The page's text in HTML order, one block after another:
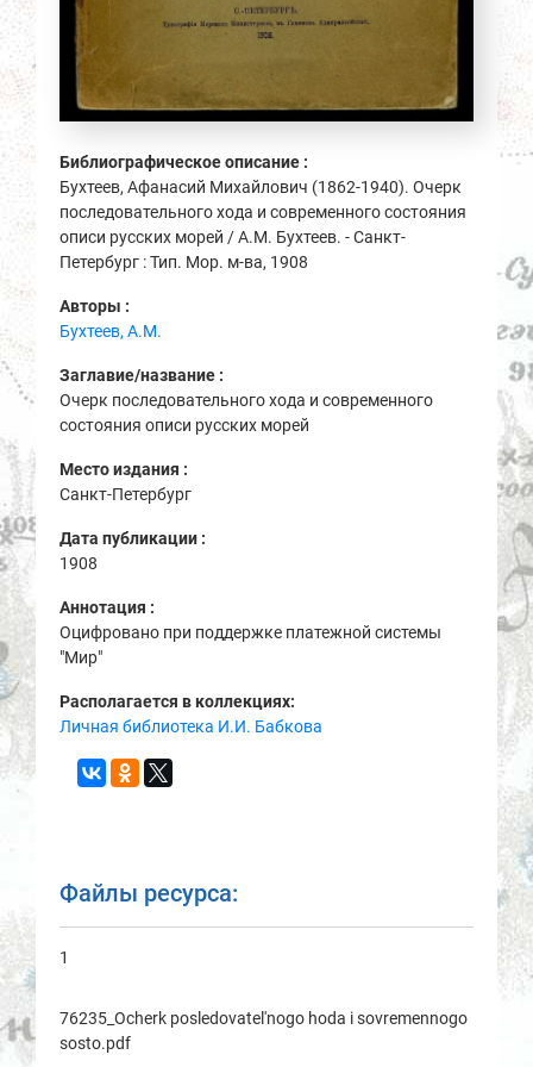
Библиографическое описание :
Бухтеев, Афанасий Михайлович (1862-1940). Очерк
последовательного хода и современного состояния
описи русских морей / А.М. Бухтеев. - Санкт-
Петербург : Тип. Мор. м-ва, 1908
Авторы :
Бухтеев, А.М.
Заглавие/название :
Очерк последовательного хода и современного
состояния описи русских морей
Место издания :
Санкт-Петербург
Дата публикации :
1908
Аннотация :
Оцифровано при поддержке платежной системы
"Мир"
Располагается в коллекциях:
Личная библиотека И.И. Бабкова
Файлы ресурса:
1
76235_Ocherk posledovatel'nogo hoda i sovremennogo
sosto.pdf